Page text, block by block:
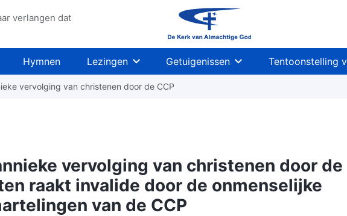
verlangen dat
Hymnen Lezingen Getuigenissen Tentoonstelling
vervolging van christenen door de CCP
vervolging van christenen door de
raakt invalide door de onmenselijke
van de CCP